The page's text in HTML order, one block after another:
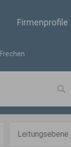
Firmenprofile
Frechen
Leitungsebene